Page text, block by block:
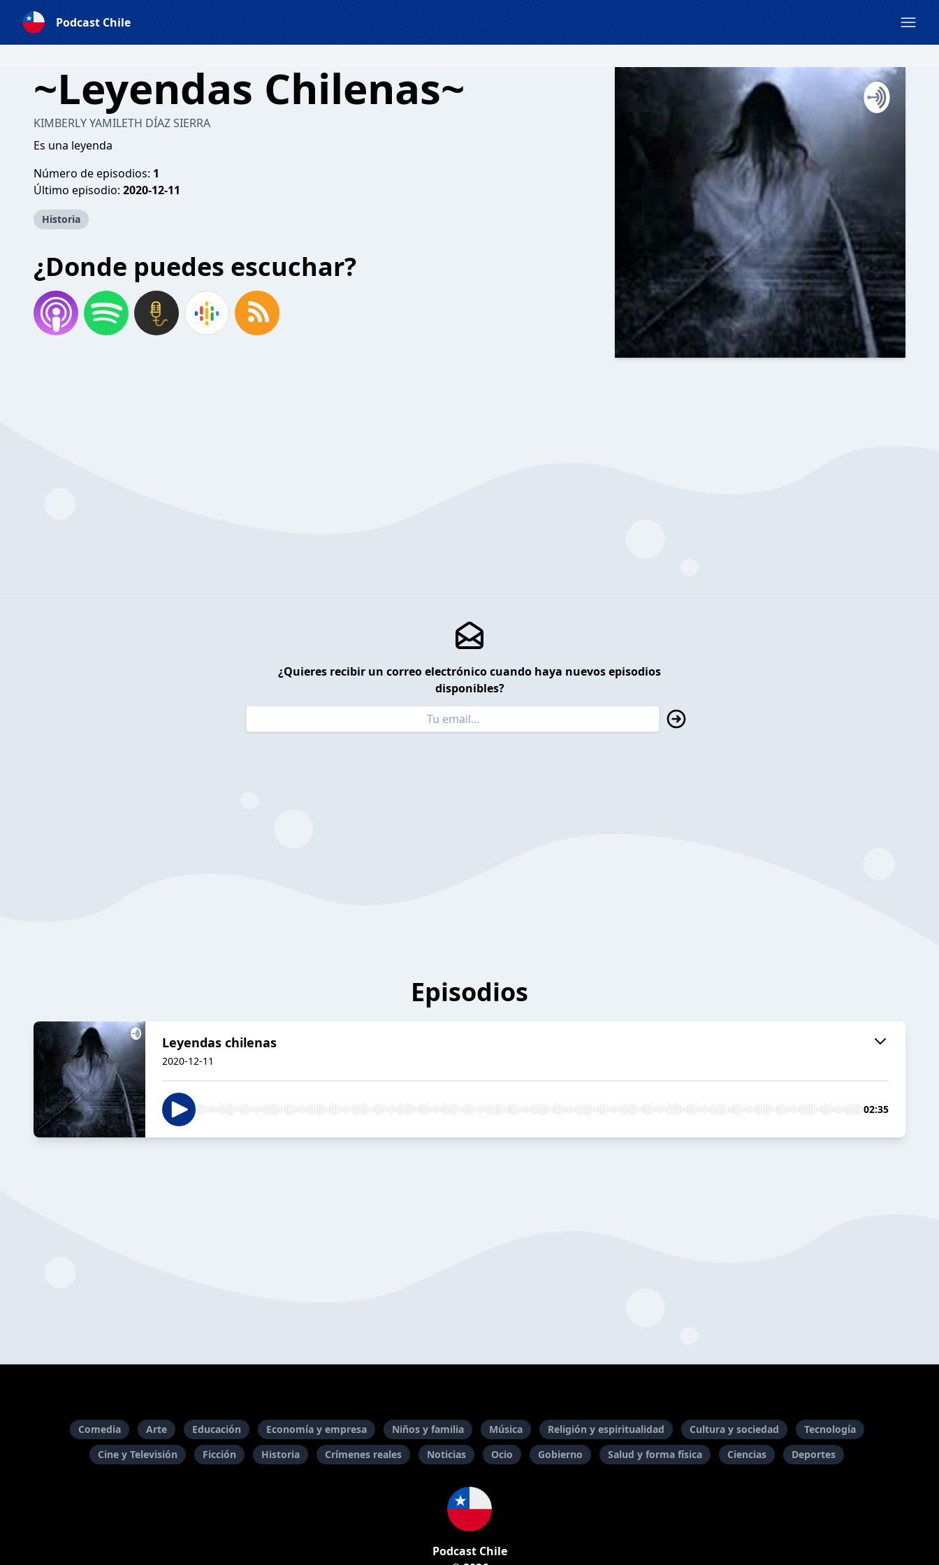
Podcast Chile
~Leyendas Chilenas~
KIMBERLY YAMILETH DÍAZ SIERRA
Es una leyenda
Número de episodios: 1
Último episodio: 2020-12-11
Historia
¿Donde puedes escuchar?
¿Quieres recibir un correo electrónico cuando haya nuevos episodios
disponibles?
Episodios
Leyendas chilenas
2020-12-11
02:35
Comedia Arte Educación Economía y empresa Niños y familia Música Religión y espiritualidad Cultura y sociedad
Tecnología
Cine y Televisión
Ficción Historia Crímenes reales Noticias Ocio Gobierno Salud y forma física Ciencias Deportes
Podcast Chile